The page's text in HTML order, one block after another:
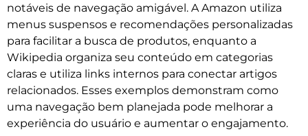
notáveis de navegação amigável. A Amazon utiliza
menus suspensos e recomendações personalizadas
para facilitar a busca de produtos, enquanto a
Wikipedia organiza seu conteúdo em categorias
claras e utiliza links internos para conectar artigos
relacionados. Esses exemplos demonstram como
uma navegação bem planejada pode melhorar a
experiência do usuário e aumentar o engajamento.